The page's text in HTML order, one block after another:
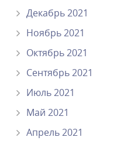
Декабрь 2021
Ноябрь 2021
Октябрь 2021
Сентябрь 2021
Июль 2021
Май 2021
Апрель 2021